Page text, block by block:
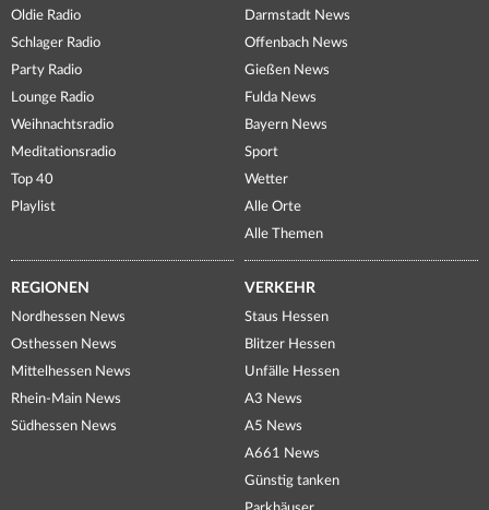
Oldie Radio
Schlager Radio
Party Radio
Lounge Radio
Weihnachtsradio
Meditationsradio
Top 40
Playlist
Darmstadt News
Offenbach News
Gießen News
Fulda News
Bayern News
Sport
Wetter
Alle Orte
Alle Themen
REGIONEN
Nordhessen News
Osthessen News
Mittelhessen News
Rhein-Main News
Südhessen News
VERKEHR
Staus Hessen
Blitzer Hessen
Unfälle Hessen
A3 News
A5 News
A661 News
Günstig tanken